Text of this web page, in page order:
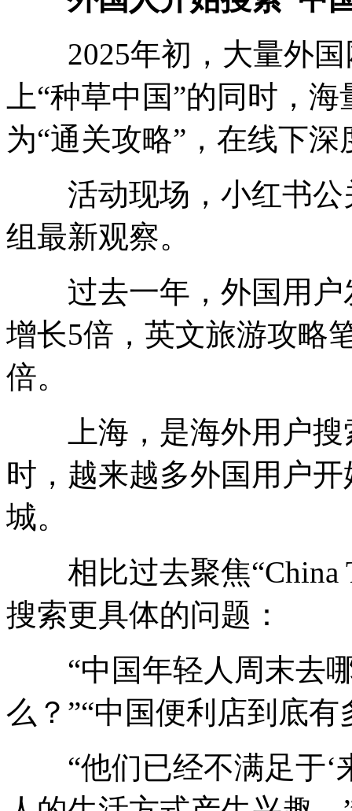
2025年初，大量外国
上“种草中国”的同时，
为“通关攻略”，在线下
活动现场，小红书公
组最新观察。
过去一年，外国用户
增长5倍，英文旅游攻略
倍。
上海，是海外用户搜
时，越来越多外国用户
城。
相比过去聚焦“China
搜索更具体的问题：
“中国年轻人周末去哪
么？”“中国便利店到底有
“他们已经不满足于‘